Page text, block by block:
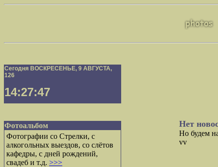
Сегодня ВОСКРЕСЕНЬЕ, 9 АВГУСТА,
126
14:27:48
Фотоальбом
Фотографии со Стрелки, с
алкогольных выездов, со слётов
кафедры, с дней рождений,
свадеб и т.д. >>>
Нет
Но будем
vv